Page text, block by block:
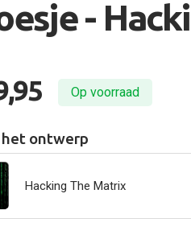
-
Op voorraad
het ontwerp
Hacking The Matrix